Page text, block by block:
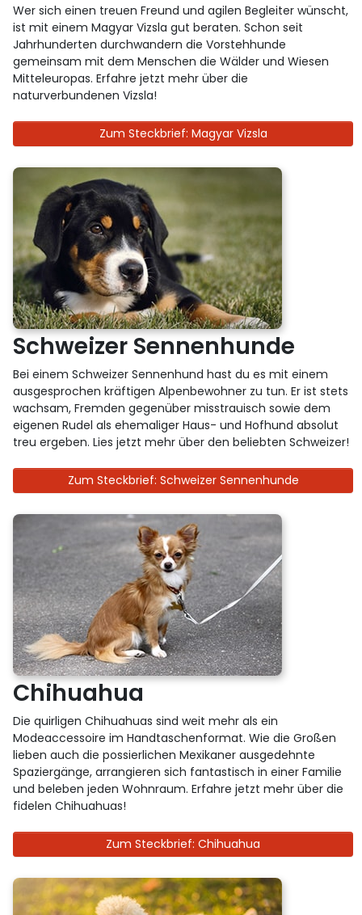
Wer sich einen treuen Freund und agilen Begleiter wünscht,
ist mit einem Magyar Vizsla gut beraten. Schon seit
Jahrhunderten durchwandern die Vorstehhunde
gemeinsam mit dem Menschen die Wälder und Wiesen
Mitteleuropas. Erfahre jetzt mehr über die
naturverbundenen Vizsla!
Zum Steckbrief: Magyar Vizsla
Schweizer Sennenhunde
Bei einem Schweizer Sennenhund hast du es mit einem
ausgesprochen kräftigen Alpenbewohner zu tun. Er ist stets
wachsam, Fremden gegenüber misstrauisch sowie dem
eigenen Rudel als ehemaliger Haus- und Hofhund absolut
treu ergeben. Lies jetzt mehr über den beliebten Schweizer!
Zum Steckbrief: Schweizer Sennenhunde
Chihuahua
Die quirligen Chihuahuas sind weit mehr als ein
Modeaccessoire im Handtaschenformat. Wie die Großen
lieben auch die possierlichen Mexikaner ausgedehnte
Spaziergänge, arrangieren sich fantastisch in einer Familie
und beleben jeden Wohnraum. Erfahre jetzt mehr über die
fidelen Chihuahuas!
Zum Steckbrief: Chihuahua